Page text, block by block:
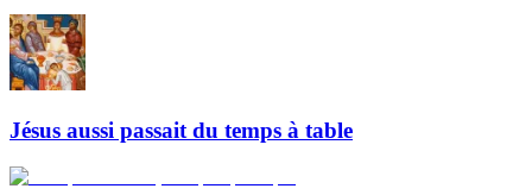
Jésus aussi passait du temps à table